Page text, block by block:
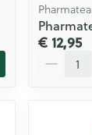
€ 12,95